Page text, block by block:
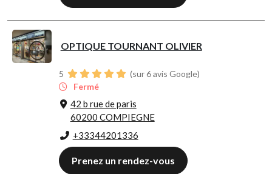
OPTIQUE TOURNANT OLIVIER
5
(sur 6 avis Google)
Fermé
42 b rue de paris
60200 COMPIEGNE
+33344201336
Prenez un rendez-vous